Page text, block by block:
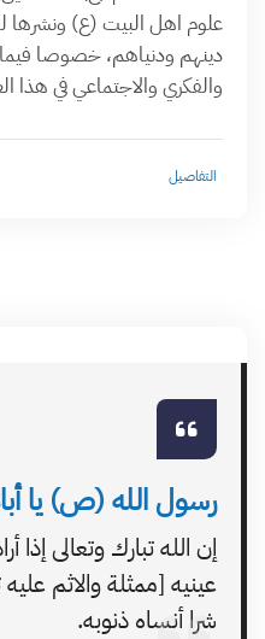
علوم اهل البيت (ع) ونشرها
دينهم ودنياهم، خصوصا فيما
والفكري والاجتماعي في هذا
التفاصيل
رسول الله (ص) يا
إن الله تبارك وتعالى إذا
عينيه [ممثلة والاثم عليه
شرا أنساه ذنوبه.